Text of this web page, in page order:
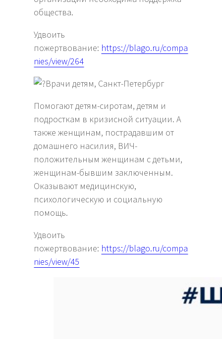
общества.
Удвоить
пожертвование: https://blago.ru/compa
nies/view/264
Врачи детям, Санкт-Петербург
Помогают детям-сиротам, детям и
подросткам в кризисной ситуации. А
также женщинам, пострадавшим от
домашнего насилия, ВИЧ-
положительным женщинам с детьми,
женщинам-бывшим заключенным.
Оказывают медицинскую,
психологическую и социальную
помощь.
Удвоить
пожертвование: https://blago.ru/compa
nies/view/45